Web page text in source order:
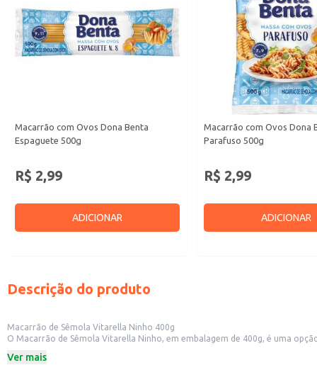
Macarrão com Ovos Dona Benta
Espaguete 500g
R$ 2,99
ADICIONAR
Macarrão com Ovos Dona
Parafuso 500g
R$ 2,99
ADICIONAR
Descrição do produto
Macarrão de Sêmola Vitarella Ninho 400g
O Macarrão de Sêmola Vitarella Ninho, em embalagem de 400g, é uma
Este produto é indicado para:
Ver mais